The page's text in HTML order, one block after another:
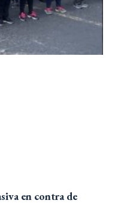
en contra de